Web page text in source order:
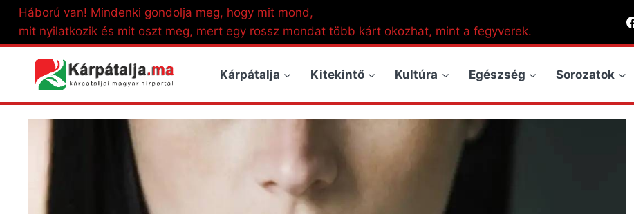
Skip
content
Háború van! Mindenki gondolja meg, hogy mit mond,
mit nyilatkozik és mit oszt meg, mert egy rossz mondat több kárt okozhat, mint a fegyverek.
Kárpátalja Kitekintő Kultúra Egészség Sorozatok